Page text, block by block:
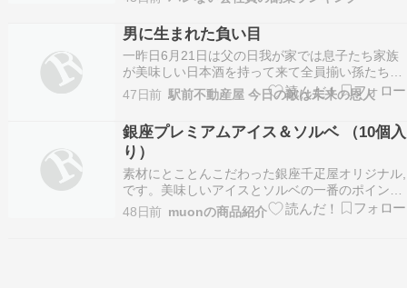
もなくなるよ 2: 稼げる名無しさん ：
2026/06/24(水) 22:39:01.283 ID:m4X…
男に生まれた負い目
一昨日6月21日は父の日我が家では息子たち家族
が美味しい日本酒を持って来て全員揃い孫たちが
一人一人感謝の言葉を述べて私は嬉しさのあまり
知らない間に酒が進み気が付けば朝 の予定でした
が誰も来ませんでした。ですから淋しく一人で泡
盛を飲みながらカシューナッツをポリポリして寝
ました。皆忘…
47日前 駅前不動産屋 今日の敵は未来の恩人
銀座プレミアムアイス＆ソルベ （10個入
り）
素材にとことんこだわった銀座千疋屋オリジナル,
です。美味しいアイスとソルベの一番のポイント
は、「良質の素材」につきます。銀座千疋屋が厳
選した高品質のフルーツは、香り高く芳醇な味わ
48日前 muonの商品紹介